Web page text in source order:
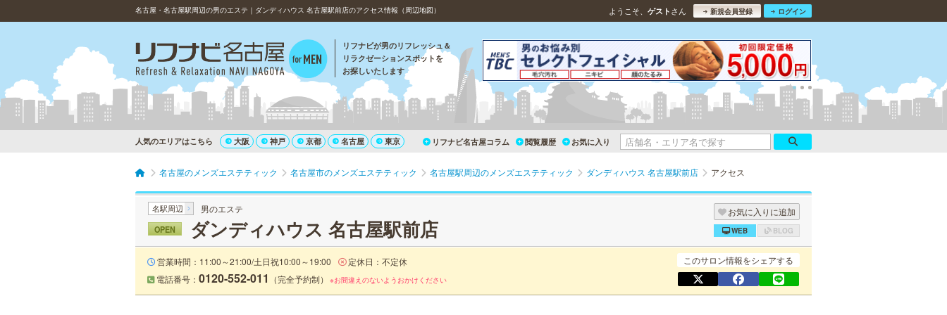
名古屋・名古屋駅周辺の男のエステ｜ダンディハウス 名古屋駅前店のアクセス情報（周辺地図） ようこそ、 ゲスト さん 新規会員登録 ログイン
リフナビが男のリフレッシュ＆
リラクゼーションスポットを
お探しいたします
人気のエリアはこちら 大阪 神戸 京都 名古屋 東京 リフナビ名古屋コラム 閲覧履歴 お気に入り
名古屋のメンズエステティック 名古屋市のメンズエステティック 名古屋駅周辺のメンズエステティック ダンディハウス 名古屋駅前店 アクセス
名駅周辺 男のエステ
OPEN ダンディハウス 名古屋駅前店
お気に入りに追加
WEB BLOG
営業時間：11:00～21:00/土日祝10:00～19:00
定休日：不定休
電話番号： 0120-552-011 （完全予約制） ※お間違えのないようおかけください
このサロン情報をシェアする